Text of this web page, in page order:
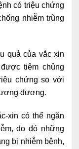
có triệu chứng
nhiễm trùng
quả của vắc xin
tiêm chủng
chứng so với
đương.
xin có thể ngăn
do đó những
bị nhiễm bệnh,